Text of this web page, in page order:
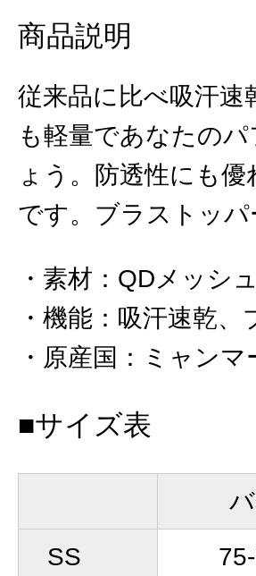
商品説明
従来品に比べ吸汗
も軽量であなたの
ょう。防透性にも
です。ブラストッパ
素材 ： QDメッシ
機能 ： 吸汗速乾、
原産国 ： ミャンマ
■サイズ表
SS